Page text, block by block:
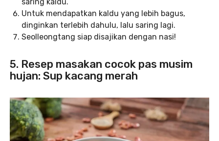
Untuk mendapatkan kaldu yang lebih bagus,
dinginkan terlebih dahulu, lalu saring lagi.
Seolleongtang siap disajikan dengan nasi!
5. Resep masakan cocok pas musim
hujan: Sup kacang merah